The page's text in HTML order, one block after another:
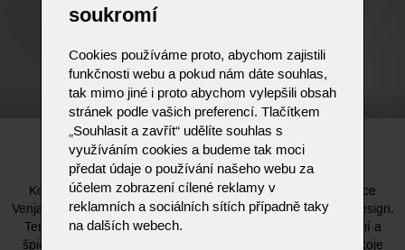
COLL
Konferenční stolek COLL od prestižního německého výrobce
Venjakob je synonymem pro strukturální eleganci a funkční design.
Tento model se vyznačuje vyváženým spojením pevných linií a
špičkového řemeslného zpracování, které do obývacího pokoje
soukromí
Cookies používáme proto, abychom zajistili
funkčnosti webu a pokud nám dáte souhlas,
tak mimo jiné i proto abychom vylepšili obsah
stránek podle vašich preferencí. Tlačítkem
„Souhlasit a zavřít“ udělíte souhlas s
využíváním cookies a budeme tak moci
předat údaje o používání našeho webu za
účelem zobrazení cílené reklamy v
reklamních a sociálních sítích případně taky
na dalších webech.